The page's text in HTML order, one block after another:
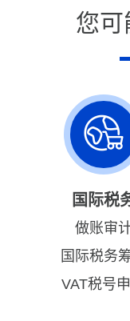
您可
国际税
做账审
国际税务
VAT税号